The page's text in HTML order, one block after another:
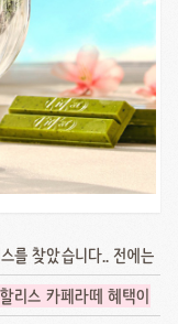
를 찾았습니다.. 전에는
리스 카페라떼 혜택이